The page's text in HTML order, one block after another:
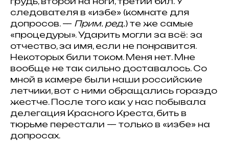
следователя в «избе» (комнате для
допросов. — Прим. ред.) те же самые
«процедуры». Ударить могли за всё: за
отчество, за имя, если не понравится.
Некоторых били током. Меня нет. Мне
вообще не так сильно доставалось. Со
мной в камере были наши российские
летчики, вот с ними обращались гораздо
жестче. После того как у нас побывала
делегация Красного Креста, бить в
тюрьме перестали — только в «избе» на
допросах.